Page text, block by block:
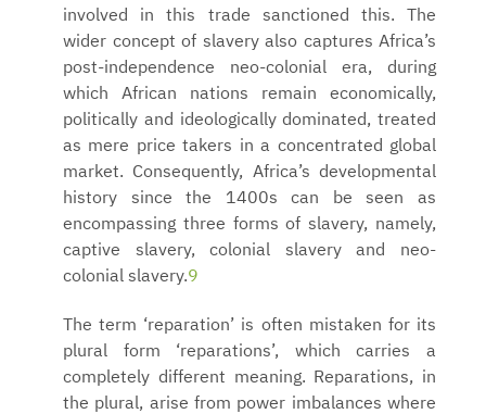
involved in this trade sanctioned this. The
wider concept of slavery also captures Africa’s
post-independence neo-colonial era, during
which African nations remain economically,
politically and ideologically dominated, treated
as mere price takers in a concentrated global
market. Consequently, Africa’s developmental
history since the 1400s can be seen as
encompassing three forms of slavery, namely,
captive slavery, colonial slavery and neo-
colonial slavery.9
The term ‘reparation’ is often mistaken for its
plural form ‘reparations’, which carries a
completely different meaning. Reparations, in
the plural, arise from power imbalances where